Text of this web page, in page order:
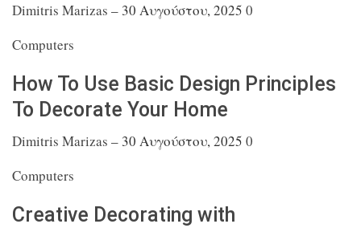
Dimitris Marizas – 30 Αυγούστου, 2025 0
Computers
How To Use Basic Design Principles
To Decorate Your Home
Dimitris Marizas – 30 Αυγούστου, 2025 0
Computers
Creative Decorating with